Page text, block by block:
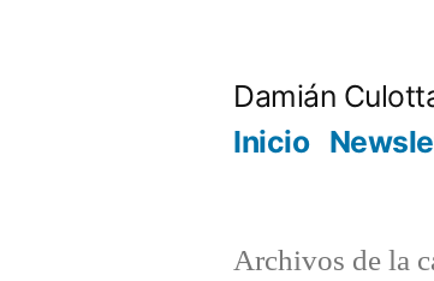
Damián
Inicio
Archivos de la